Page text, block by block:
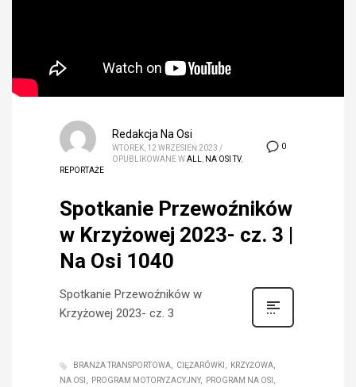
0
Redakcja Na Osi
WTOREK, 12 WRZESIEŃ 2023 /
OPUBLIKOWANE WALL, NA OSI TV,
REPORTAŻE
Spotkanie Przewoźników
w Krzyżowej 2023- cz. 3 |
Na Osi 1040
Spotkanie Przewoźników w
Krzyżowej 2023- cz. 3
BRANŻA TRANSPORTOWA CIĘŻARÓWKI
KRZYŻOWA
NA OSI
PROGRAM MOTORYZACYJNY
PROGRAM NA OSI